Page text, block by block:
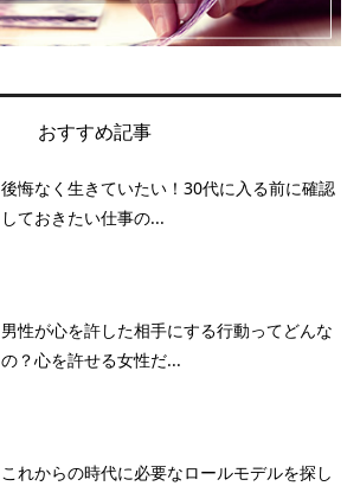
おすすめ記事
後悔なく生きていたい！30代に入る前に確認
しておきたい仕事の...
男性が心を許した相手にする行動ってどんな
の？心を許せる女性だ...
これからの時代に必要なロールモデルを探し